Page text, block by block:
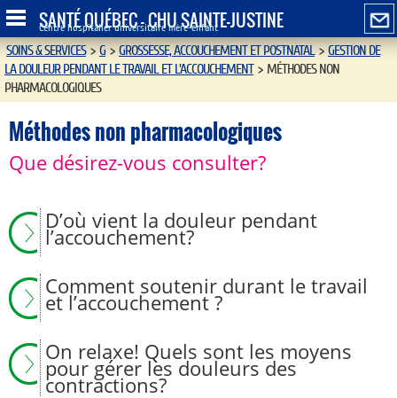
SANTÉ QUÉBEC - CHU SAINTE-JUSTINE
Centre hospitalier universitaire mère-enfant
SOINS & SERVICES>G>GROSSESSE, ACCOUCHEMENT ET POSTNATAL>GESTION DE
LA DOULEUR PENDANT LE TRAVAIL ET L'ACCOUCHEMENT > MÉTHODES NON
PHARMACOLOGIQUES
Méthodes non pharmacologiques
Que désirez-vous consulter?
D’où vient la douleur pendant
l’accouchement?
Comment soutenir durant le travail
et l’accouchement ?
On relaxe! Quels sont les moyens
pour gérer les douleurs des
contractions?